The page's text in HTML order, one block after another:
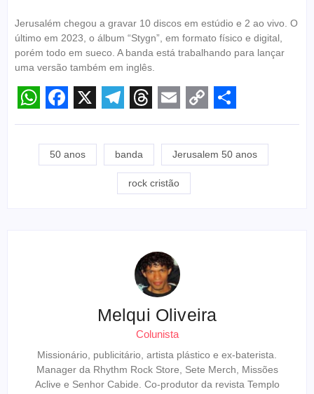
Jerusalém chegou a gravar 10 discos em estúdio e 2 ao vivo. O
último em 2023, o álbum “Stygn”, em formato físico e digital,
porém todo em sueco. A banda está trabalhando para lançar
uma versão também em inglês.
WhatsApp
Facebook
X Telegram
Threads
Email
Copy
Link
Share
50 anos banda Jerusalem 50 anos
rock cristão
Melqui Oliveira
Colunista
Missionário, publicitário, artista plástico e ex-baterista.
Manager da Rhythm Rock Store, Sete Merch, Missões
Aclive e Senhor Cabide. Co-produtor da revista Templo